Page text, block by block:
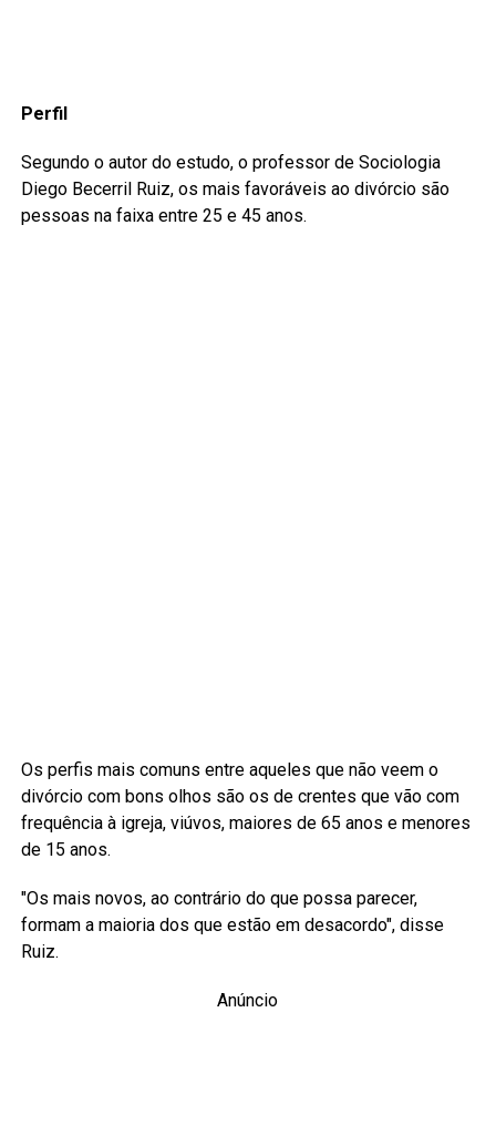
Perfil
Segundo o autor do estudo, o professor de Sociologia
Diego Becerril Ruiz, os mais favoráveis ao divórcio são
pessoas na faixa entre 25 e 45 anos.
Os perfis mais comuns entre aqueles que não veem o
divórcio com bons olhos são os de crentes que vão com
frequência à igreja, viúvos, maiores de 65 anos e menores
de 15 anos.
"Os mais novos, ao contrário do que possa parecer,
formam a maioria dos que estão em desacordo", disse
Ruiz.
Anúncio